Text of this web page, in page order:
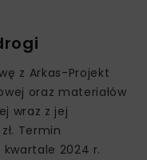
z Arkas-Projekt
oraz materiałów
wraz z jej
Termin
2024 r.